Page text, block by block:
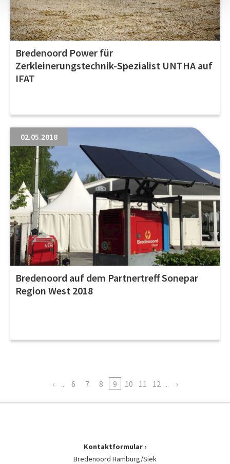
Bredenoord Power für
Zerkleinerungstechnik-Spezialist UNTHA auf
IFAT
02.05.2018
Bredenoord auf dem Partnertreff Sonepar
Region West 2018
... 6 7 8 9 10 11 12 ...
Kontaktformular
Bredenoord Hamburg/Siek